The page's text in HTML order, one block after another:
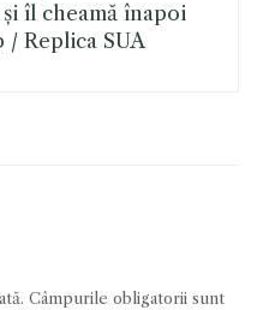
îl cheamă înapoi
/ Replica SUA
Câmpurile obligatorii sunt